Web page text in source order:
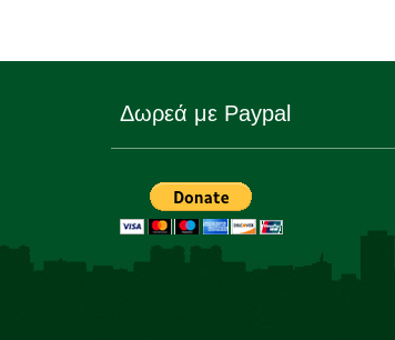
Δωρεά με Paypal